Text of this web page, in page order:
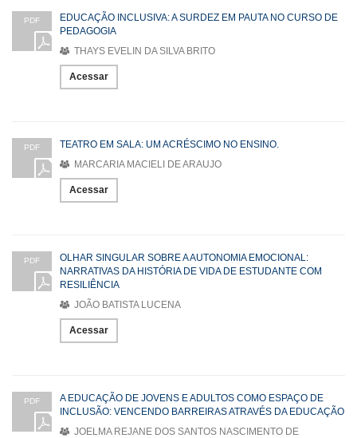
PDF
EDUCAÇÃO INCLUSIVA: A SURDEZ EM PAUTA NO CURSO DE
PEDAGOGIA
THAYS EVELIN DA SILVA BRITO
Acessar
PDF
TEATRO EM SALA: UM ACRÉSCIMO NO ENSINO.
MARCARIA MACIELI DE ARAUJO
Acessar
PDF
OLHAR SINGULAR SOBRE A AUTONOMIA EMOCIONAL:
NARRATIVAS DA HISTÓRIA DE VIDA DE ESTUDANTE COM
RESILIÊNCIA
JOÃO BATISTA LUCENA
Acessar
PDF
A EDUCAÇÃO DE JOVENS E ADULTOS COMO ESPAÇO DE
INCLUSÃO: VENCENDO BARREIRAS ATRAVÉS DA EDUCAÇÃO
JOELMA REJANE DOS SANTOS NASCIMENTO DE